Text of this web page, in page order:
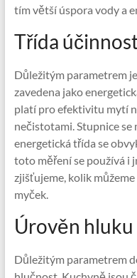
tím větší úspora vody a
Třída
Důležitým parametrem
zavedena jako
platí pro efektivitu mytí
nečistotami. Stupnice se
energetická třída se
toto měření se používá i
zjišťujeme, kolik
myček.
Úrověn hluku
Důležitým parametrem